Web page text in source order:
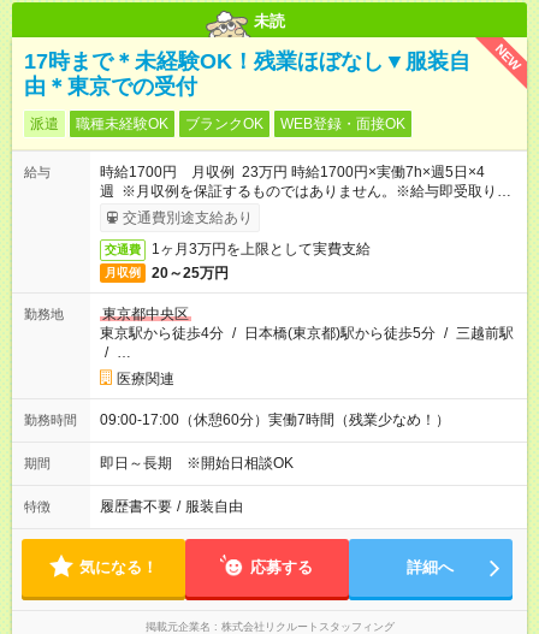
未読
NEW
17時まで＊未経験OK！残業ほぼなし▼服装自
由＊東京での受付
派遣 職種未経験OK ブランクOK WEB登録・面接OK
給与
時給1700円 月収例 23万円 時給1700円×実働7h×週5日×4
週 ※月収例を保証するものではありません。※給与即受取りサ
ービス利用可（利用条件有）
交通費別途支給あり
交通費 1ヶ月3万円を上限として実費支給
月収例 20～25万円
勤務地
東京都中央区
東京駅から徒歩4分 / 日本橋(東京都)駅から徒歩5分 / 三越前駅
/ …
医療関連
勤務時間 09:00-17:00（休憩60分）実働7時間（残業少なめ！）
期間 即日～長期 ※開始日相談OK
特徴 履歴書不要 / 服装自由
気になる！ 応募する 詳細へ
掲載元企業名 株式会社リクルートスタッフィング